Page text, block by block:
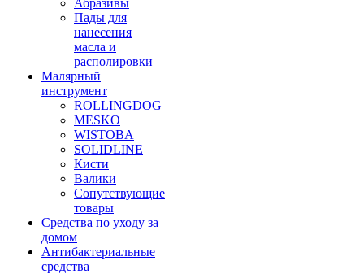
Абразивы
Пады для
нанесения
масла и
располировки
Малярный
инструмент
ROLLINGDOG
MESKO
WISTOBA
SOLIDLINE
Кисти
Валики
Сопутствующие
товары
Средства по уходу за
домом
Антибактериальные
средства